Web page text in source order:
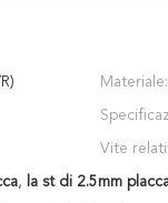
Materiale:
Vite
, la st di 2.5mm